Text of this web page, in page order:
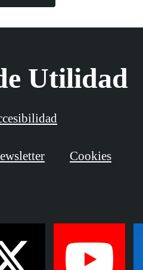
Utilidad
Cookies